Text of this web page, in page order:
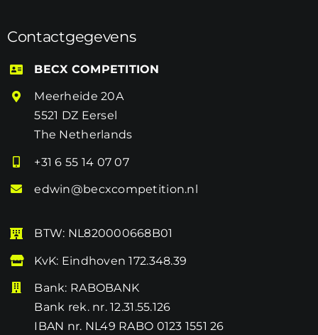
Contactgegevens
BECX COMPETITION
Meerheide 20A
5521 DZ Eersel
The Netherlands
+31 6 55 14 07 07
edwin@becxcompetition.nl
BTW: NL820000668B01
KvK: Eindhoven 172.348.39
Bank: RABOBANK
Bank rek. nr. 12.31.55.126
IBAN nr. NL49 RABO 0123 1551 26